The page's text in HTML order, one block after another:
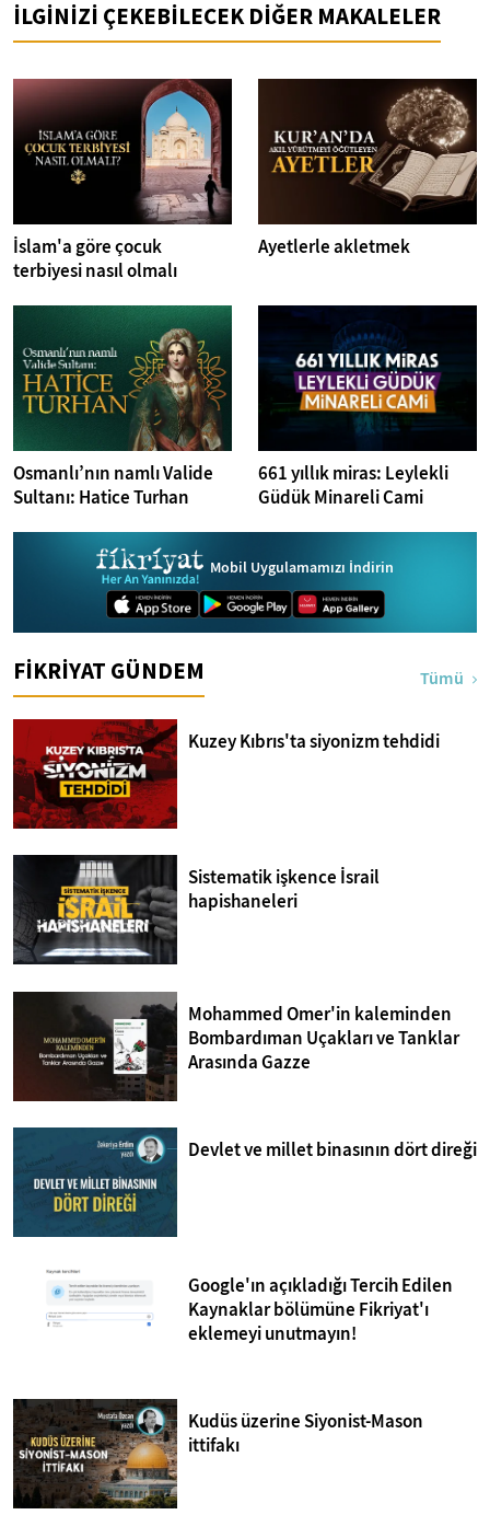
İLGİNİZİ ÇEKEBİLECEK DİĞER MAKALELER
İslam'a göre çocuk
terbiyesi nasıl olmalı
Ayetlerle akletmek
Osmanlı’nın namlı Valide
Sultanı: Hatice Turhan
661 yıllık miras: Leylekli
Güdük Minareli Cami
Mobil Uygulamamızı İndirin
FİKRİYAT GÜNDEM Tümü
Kuzey Kıbrıs'ta siyonizm tehdidi
Sistematik işkence İsrail
hapishaneleri
Mohammed Omer'in kaleminden
Bombardıman Uçakları ve Tanklar
Arasında Gazze
Devlet ve millet binasının dört direği
Google'ın açıkladığı Tercih Edilen
Kaynaklar bölümüne Fikriyat'ı
eklemeyi unutmayın!
Kudüs üzerine Siyonist-Mason
ittifakı